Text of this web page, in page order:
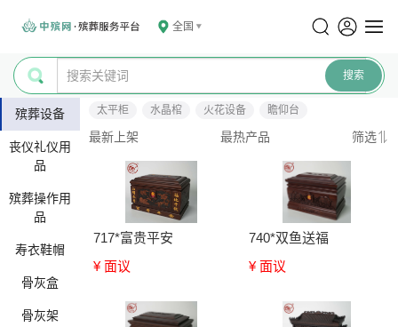
全国
殡葬设备
丧仪礼仪用
品
殡葬操作用
品
寿衣鞋帽
骨灰盒
骨灰架
太平柜 水晶棺 火花设备 瞻仰台
最新上架 最热产品 筛选
717*富贵平安
¥ 面议
740*双鱼送福
¥ 面议